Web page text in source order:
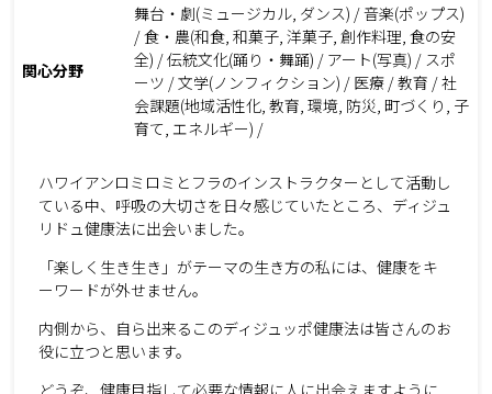
関心分野
舞台・劇(ミュージカル, ダンス) / 音楽(ポップス)
/ 食・農(和食, 和菓子, 洋菓子, 創作料理, 食の安
全) / 伝統文化(踊り・舞踊) / アート(写真) / スポ
ーツ / 文学(ノンフィクション) / 医療 / 教育 / 社
会課題(地域活性化, 教育, 環境, 防災, 町づくり, 子
育て, エネルギー) /
ハワイアンロミロミとフラのインストラクターとして活動し
ている中、呼吸の大切さを日々感じていたところ、ディジュ
リドュ健康法に出会いました。
「楽しく生き生き」がテーマの生き方の私には、健康をキ
ーワードが外せません。
内側から、自ら出来るこのディジュッポ健康法は皆さんのお
役に立つと思います。
どうぞ、健康目指して必要な情報に人に出会えますように